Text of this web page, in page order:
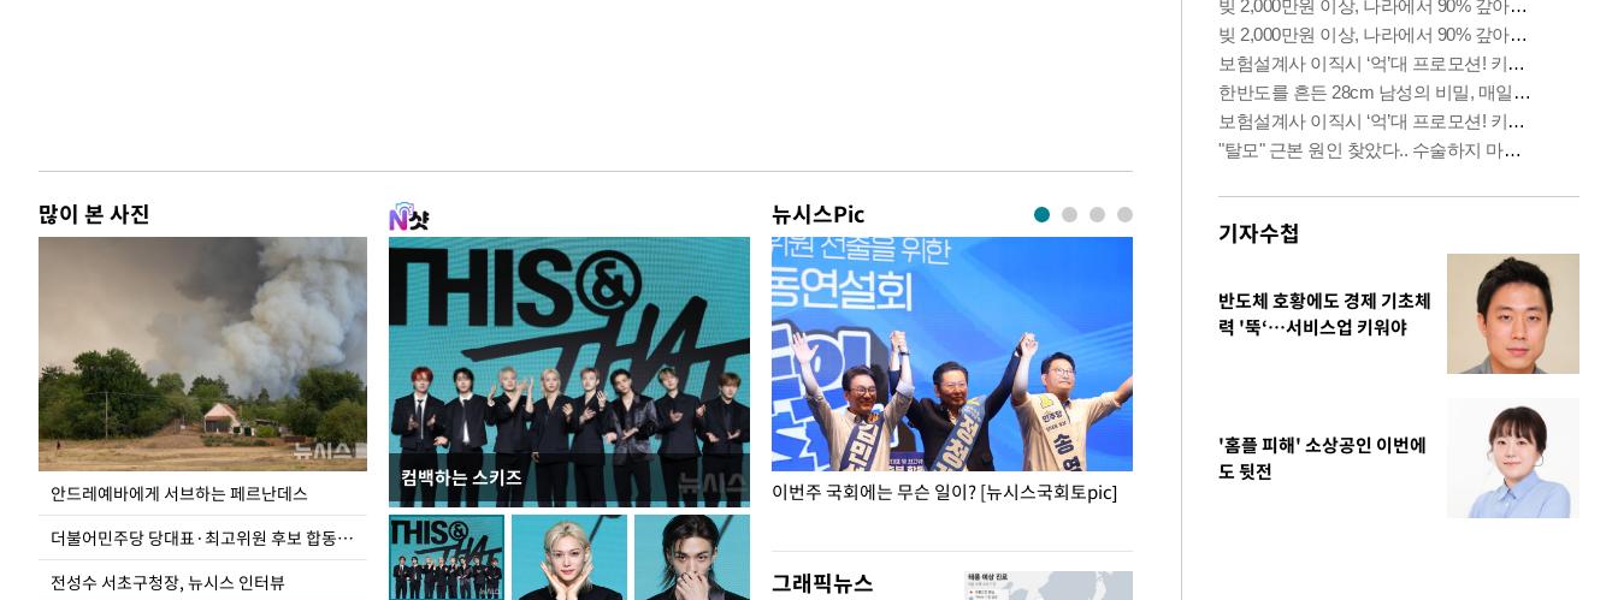
많이 본 사진
안드레예바에게 서브하는 페르난데스
더불어민주당 당대표·최고위원 후보 합동연설회
전성수 서초구청장, 뉴시스 인터뷰
컴백하는 스키즈
뉴시스Pic
이 대통령, 국가폭력 피해자에 위로·사과…"국가
가 책임지고 치유"
이번주 국회에는 무슨 일이? [뉴시스국회토pic] 사진으로 보는
그래픽뉴스
기자수첩
반도체 호황에도 경제 기초체
력 '뚝‘…서비스업 키워야
'홈플 피해' 소상공인 이번에
도 뒷전